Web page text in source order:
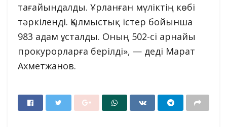
тағайындалды. Ұрланған мүліктің көбі
тәркіленді. Қылмыстық істер бойынша
983 адам ұсталды. Оның 502-сі арнайы
прокурорларға берілді», — деді Марат
Ахметжанов.